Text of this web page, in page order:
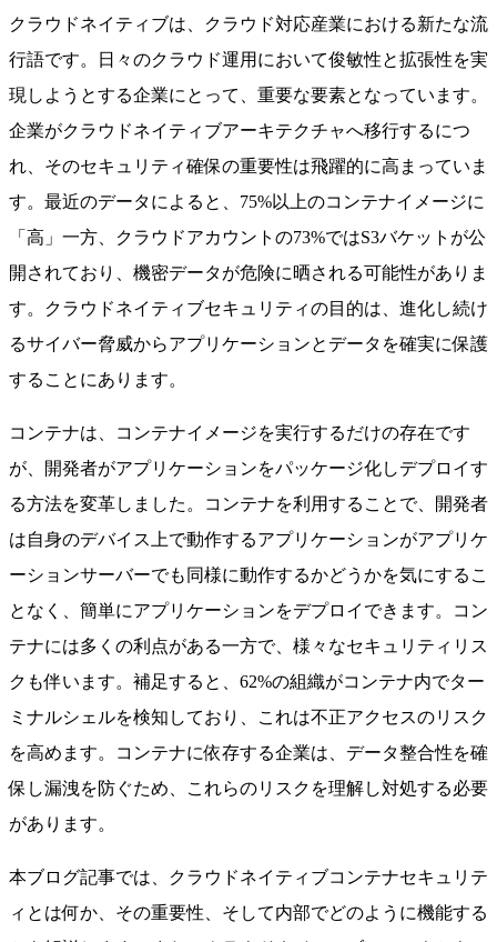
クラウドネイティブは、クラウド対応産業における新たな流
行語です。日々のクラウド運用において俊敏性と拡張性を実
現しようとする企業にとって、重要な要素となっています。
企業がクラウドネイティブアーキテクチャへ移行するにつ
れ、そのセキュリティ確保の重要性は飛躍的に高まっていま
す。最近のデータによると、75%以上のコンテナイメージに
「高」一方、クラウドアカウントの73%ではS3バケットが公
開されており、機密データが危険に晒される可能性がありま
す。クラウドネイティブセキュリティの目的は、進化し続け
るサイバー脅威からアプリケーションとデータを確実に保護
することにあります。
コンテナは、コンテナイメージを実行するだけの存在です
が、開発者がアプリケーションをパッケージ化しデプロイす
る方法を変革しました。コンテナを利用することで、開発者
は自身のデバイス上で動作するアプリケーションがアプリケ
ーションサーバーでも同様に動作するかどうかを気にするこ
となく、簡単にアプリケーションをデプロイできます。コン
テナには多くの利点がある一方で、様々なセキュリティリス
クも伴います。補足すると、62%の組織がコンテナ内でター
ミナルシェルを検知しており、これは不正アクセスのリスク
を高めます。コンテナに依存する企業は、データ整合性を確
保し漏洩を防ぐため、これらのリスクを理解し対処する必要
があります。
本ブログ記事では、クラウドネイティブコンテナセキュリテ
ィとは何か、その重要性、そして内部でどのように機能する